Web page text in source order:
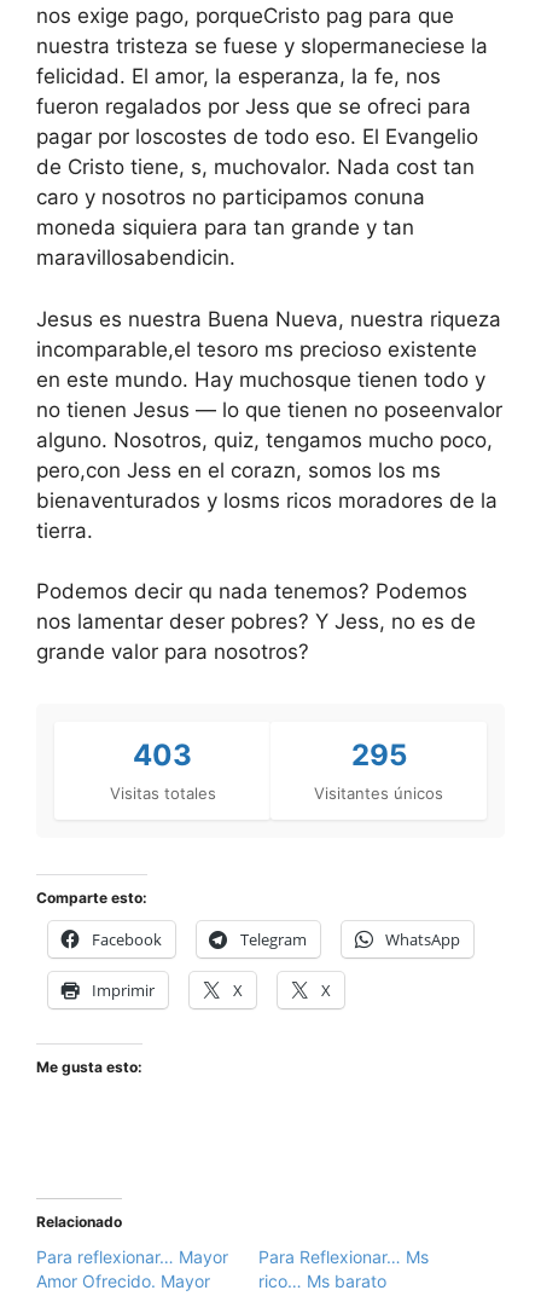
nos exige pago, porqueCristo pag para que
nuestra tristeza se fuese y slopermaneciese la
felicidad. El amor, la esperanza, la fe, nos
fueron regalados por Jess que se ofreci para
pagar por loscostes de todo eso. El Evangelio
de Cristo tiene, s, muchovalor. Nada cost tan
caro y nosotros no participamos conuna
moneda siquiera para tan grande y tan
maravillosabendicin.
Jesus es nuestra Buena Nueva, nuestra riqueza
incomparable,el tesoro ms precioso existente
en este mundo. Hay muchosque tienen todo y
no tienen Jesus — lo que tienen no poseenvalor
alguno. Nosotros, quiz, tengamos mucho poco,
pero,con Jess en el corazn, somos los ms
bienaventurados y losms ricos moradores de la
tierra.
Podemos decir qu nada tenemos? Podemos
nos lamentar deser pobres? Y Jess, no es de
grande valor para nosotros?
403
Visitas totales
295
Visitantes únicos
Comparte esto:
Facebook Telegram WhatsApp
Imprimir X X
Me gusta esto:
Relacionado
Para reflexionar… Mayor
Amor Ofrecido. Mayor
Para Reflexionar… Ms
rico… Ms barato